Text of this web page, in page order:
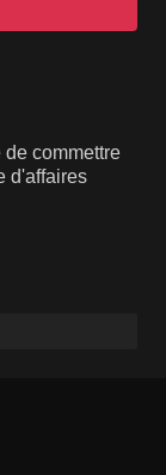
commettre
d'affaires